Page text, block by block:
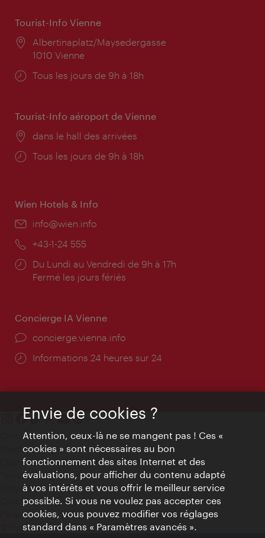
Tourist-Info Vienne
Lieu:
Albertinaplatz/Maysedergasse
1010 Vienne
Horaires
Tous les jours de 9h à 18h
Tourist-Info aéroport de Vienne
Lieu:
dans le hall des arrivées
Horaires
Tous les jours de 9h à 18h
Wien Hotels & Info
E-
info@wien.info
Téléphone:
+43-1-24 555
Horaires
d'ouverture:
Du Lundi au Vendredi de 9h à 17h
Fermé les jours fériés
Concierge IA Vienne
Ort:
concierge.vienna.info
Öffnungszeiten:
Informations 24 heures sur 24
Contact
Mentions obligatoires
Charte sur le respect de la vie privée
Terms of Use
Accessibilité
Contact presse
Paramètres de cookies
© Copyright WienTourismus
Envie de cookies ?
Attention, ceux-là ne se mangent pas ! Ces «
cookies » sont nécessaires au bon
fonctionnement des sites Internet et des
évaluations, pour afficher du contenu adapté
à vos intérêts et vous offrir le meilleur service
possible. Si vous ne voulez pas accepter ces
cookies, vous pouvez modifier vos réglages
standard dans « Paramètres avancés ».